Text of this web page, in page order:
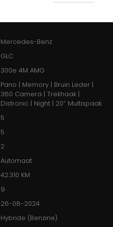
Mercedes-Benz
GLC
300e 4M AMG
Pano | Memory | Bruin Leder |
360 Camera | Trekhaak |
Distronic | Night | 20” Multispaak
5
5
2
Automaat
42.310 KM
9
26-08-2024
Hybride (Benzine)